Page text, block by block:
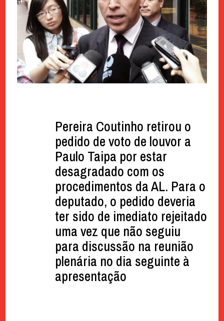
Pereira Coutinho retirou o
pedido de voto de louvor a
Paulo Taipa por estar
desagradado com os
procedimentos da AL. Para o
deputado, o pedido deveria
ter sido de imediato rejeitado
uma vez que não seguiu
para discussão na reunião
plenária no dia seguinte à
apresentação